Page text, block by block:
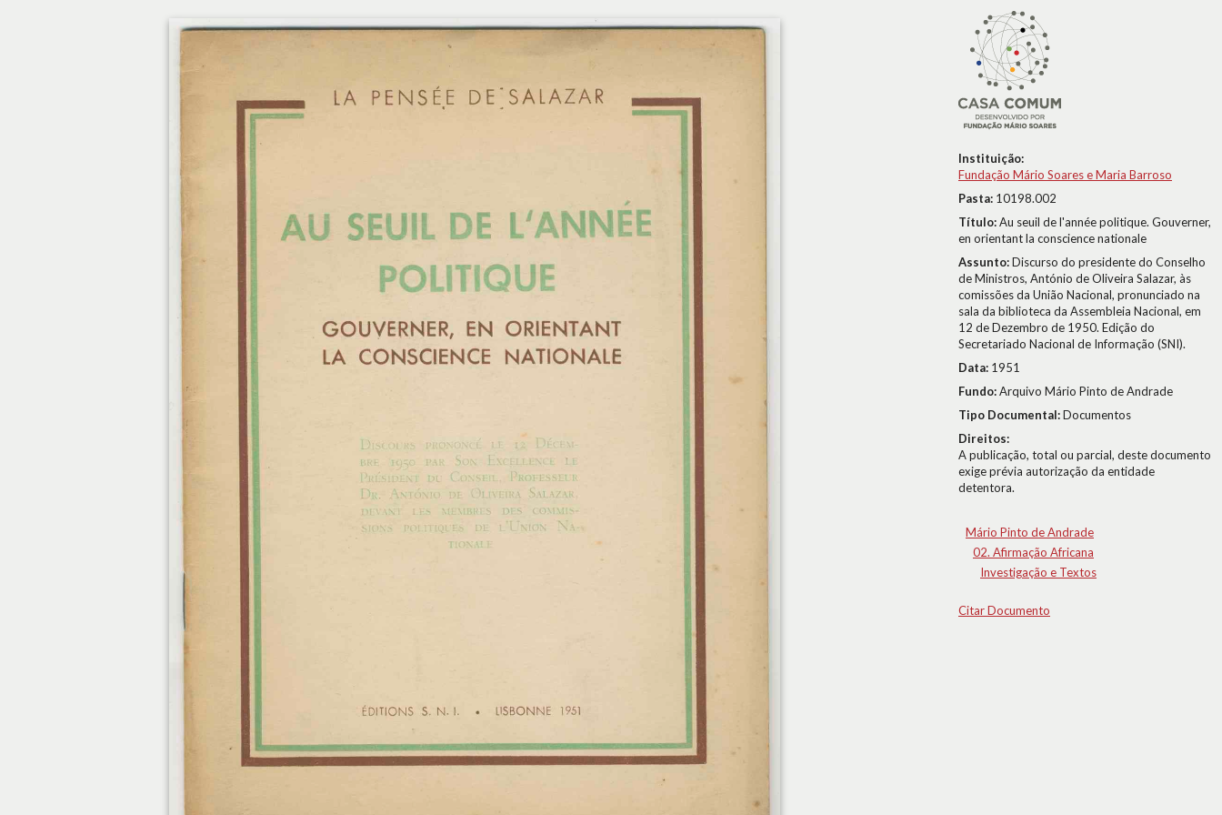
Instituição:
Fundação Mário Soares e Maria Barroso
Pasta: 10198.002
Título:Au seuil de l'année politique. Gouverner,
en orientant la conscience nationale
Assunto:Discurso do presidente do Conselho
de Ministros, António de Oliveira Salazar, às
comissões da União Nacional, pronunciado na
sala da biblioteca da Assembleia Nacional, em
12 de Dezembro de 1950. Edição do
Secretariado Nacional de Informação (SNI).
Data: 1951
Fundo:Arquivo Mário Pinto de Andrade
Tipo Documental:Documentos
Direitos:
A publicação, total ou parcial, deste documento
exige prévia autorização da entidade
detentora.
Mário Pinto de Andrade
02. Afirmação Africana
Investigação e Textos
Citar Documento